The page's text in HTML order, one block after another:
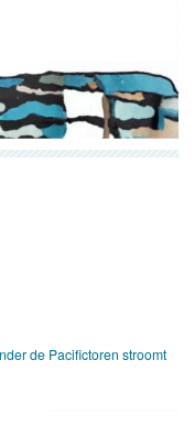
de Pacifictoren stroomt